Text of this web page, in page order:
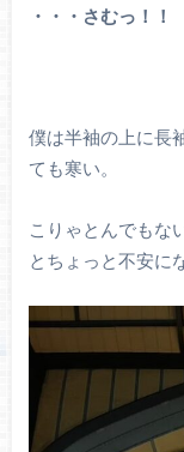
・・・さむっ！！
僕は半袖の上に長
ても寒い。
こりゃとんでもな
とちょっと不安に